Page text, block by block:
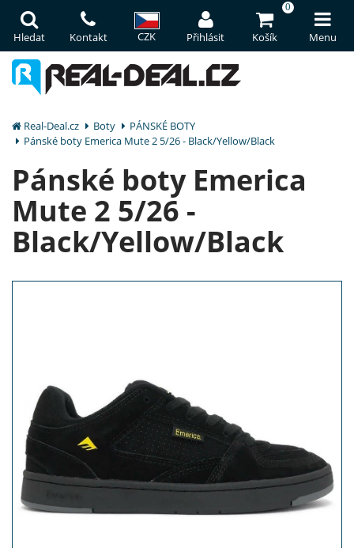
Hledat Kontakt CZK Přihlásit
0
Košík Menu
Real-Deal.cz Boty
PÁNSKÉ BOTY
Pánské boty Emerica Mute 2 5/26 - Black/Yellow/Black
Pánské boty Emerica
Mute 2 5/26 -
Black/Yellow/Black